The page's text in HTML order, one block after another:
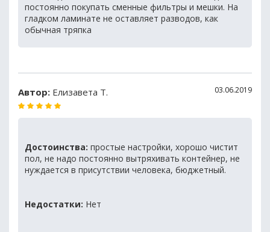
постоянно покупать сменные фильтры и мешки. На
гладком ламинате не оставляет разводов, как
обычная тряпка
Автор: Елизавета Т. 03.06.2019
Достоинства: простые настройки, хорошо чистит
пол, не надо постоянно вытряхивать контейнер, не
нуждается в присутствии человека, бюджетный.
Недостатки: Нет